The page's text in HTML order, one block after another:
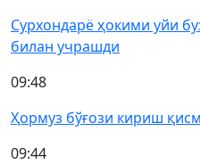
Сурхондарё ҳокими уйи
билан учрашди
09:48
Ҳормуз бўғози кириш
09:44